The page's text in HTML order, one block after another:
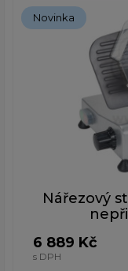
Novinka
Nářezový
6 889 Kč
s DPH